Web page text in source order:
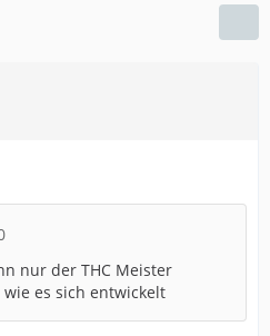
nur der THC Meister
es sich entwickelt